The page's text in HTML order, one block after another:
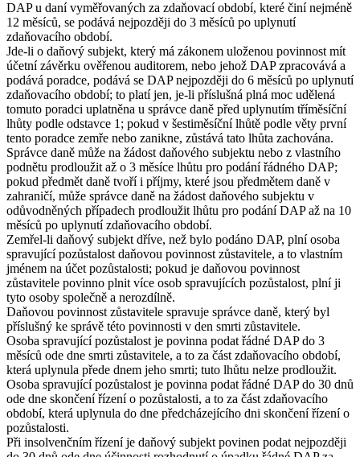
DAP u daní vyměřovaných za zdaňovací období, které činí nejméně
12 měsíců, se podává nejpozději do 3 měsíců po uplynutí
zdaňovacího období.
Jde-li o daňový subjekt, který má zákonem uloženou povinnost mít
účetní závěrku ověřenou auditorem, nebo jehož DAP zpracovává a
podává poradce, podává se DAP nejpozději do 6 měsíců po uplynutí
zdaňovacího období; to platí jen, je-li příslušná plná moc udělená
tomuto poradci uplatněna u správce daně před uplynutím tříměsíční
lhůty podle odstavce 1; pokud v šestiměsíční lhůtě podle věty první
tento poradce zemře nebo zanikne, zůstává tato lhůta zachována.
Správce daně může na žádost daňového subjektu nebo z vlastního
podnětu prodloužit až o 3 měsíce lhůtu pro podání řádného DAP;
pokud předmět daně tvoří i příjmy, které jsou předmětem daně v
zahraničí, může správce daně na žádost daňového subjektu v
odůvodněných případech prodloužit lhůtu pro podání DAP až na 10
měsíců po uplynutí zdaňovacího období.
Zemřel-li daňový subjekt dříve, než bylo podáno DAP, plní osoba
spravující pozůstalost daňovou povinnost zůstavitele, a to vlastním
jménem na účet pozůstalosti; pokud je daňovou povinnost
zůstavitele povinno plnit více osob spravujících pozůstalost, plní ji
tyto osoby společně a nerozdílně.
Daňovou povinnost zůstavitele spravuje správce daně, který byl
příslušný ke správě této povinnosti v den smrti zůstavitele.
Osoba spravující pozůstalost je povinna podat řádné DAP do 3
měsíců ode dne smrti zůstavitele, a to za část zdaňovacího období,
která uplynula přede dnem jeho smrti; tuto lhůtu nelze prodloužit.
Osoba spravující pozůstalost je povinna podat řádné DAP do 30 dnů
ode dne skončení řízení o pozůstalosti, a to za část zdaňovacího
období, která uplynula do dne předcházejícího dni skončení řízení o
pozůstalosti.
Při insolvenčním řízení je daňový subjekt povinen podat nejpozději